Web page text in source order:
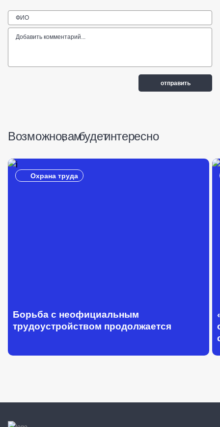
Возможно, вам будет интересно
Охрана труда
Борьба с неофициальным
трудоустройством продолжается